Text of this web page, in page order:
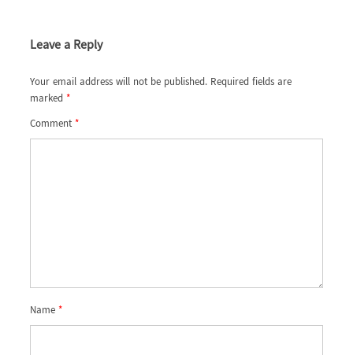
Leave a Reply
Your email address will not be published. Required fields are
marked*
Comment*
Name*